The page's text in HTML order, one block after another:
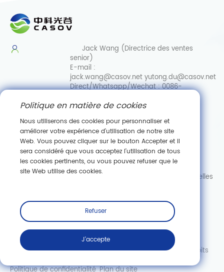
Jack Wang (Directrice des ventes
senior)
E-mail :
jack.wang@casov.netyutong.du@casov.net
Direct/Whatsapp/Wechat :0086-
info@casovbio.net
Direct/Whatsapp/Wechat :0086-
15307143249
Pôle d'innovation en biologie synthétique de Wuhan
e Gaokeyuan 3, zone de développement de nouvelles
S'abonner
Copyright © Wuhan Casov Green Biotech Co., Ltd. Tous droits
Politique de confidentialité Plan du site
Politique en matière de cookies
Nous utiliserons des cookies pour personnaliser et
améliorer votre expérience d'utilisation de notre site
Web. Vous pouvez cliquer sur le bouton Accepter et il
sera considéré que vous acceptez l'utilisation de tous
les cookies pertinents, ou vous pouvez refuser que le
site Web utilise des cookies.
Refuser
J'accepte